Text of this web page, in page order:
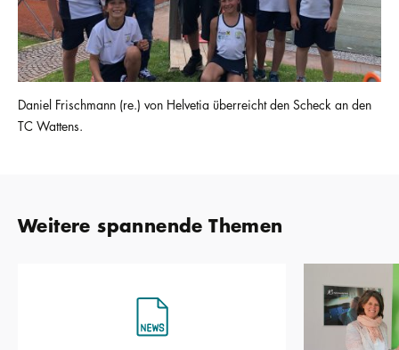
Daniel Frischmann (re.) von Helvetia überreicht den Scheck an den
TC Wattens.
Weitere spannende Themen